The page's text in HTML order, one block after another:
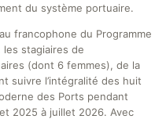
du système portuaire.
francophone du Programme
les stagiaires de
(dont 6 femmes), de la
suivre l’intégralité des huit
des Ports pendant
2025 à juillet 2026. Avec